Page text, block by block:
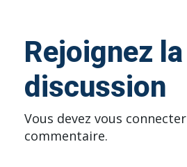
Rejoignez la
discussion
Vous devez vous connecter
commentaire.